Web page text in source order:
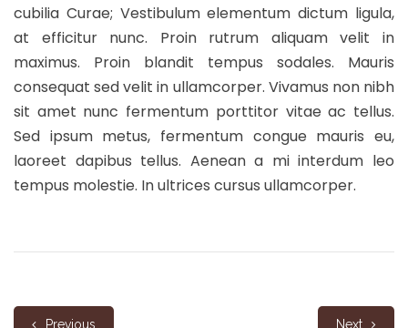
cubilia Curae; Vestibulum elementum dictum ligula,
at efficitur nunc. Proin rutrum aliquam velit in
maximus. Proin blandit tempus sodales. Mauris
consequat sed velit in ullamcorper. Vivamus non nibh
sit amet nunc fermentum porttitor vitae ac tellus.
Sed ipsum metus, fermentum congue mauris eu,
laoreet dapibus tellus. Aenean a mi interdum leo
tempus molestie. In ultrices cursus ullamcorper.
Previous Next